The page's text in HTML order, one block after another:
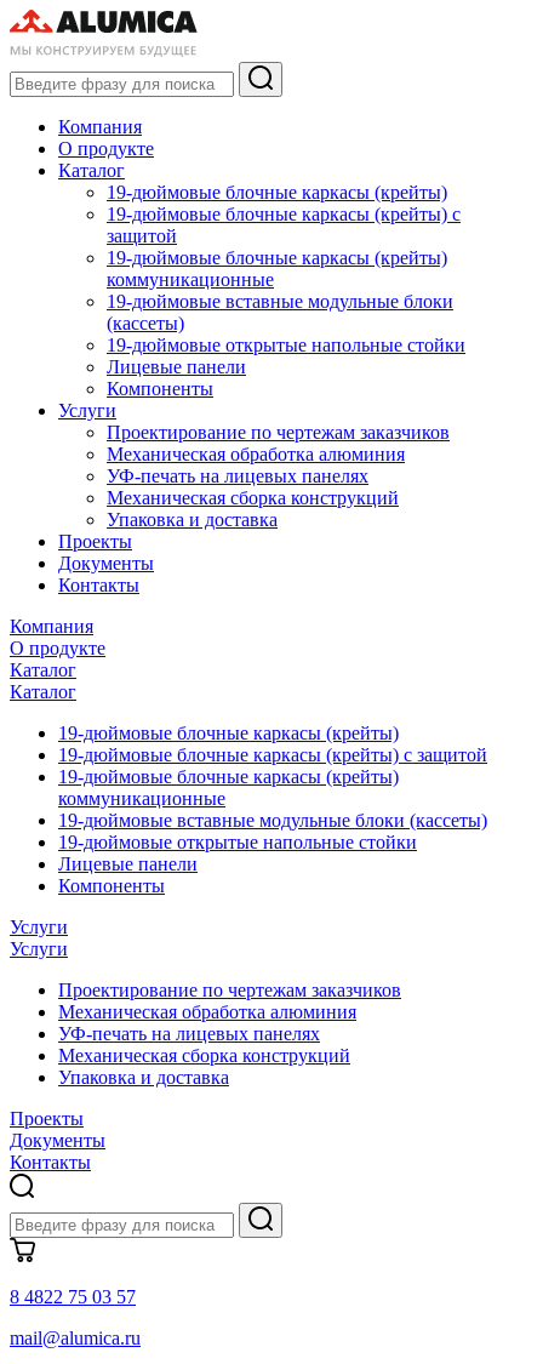
Компания
О продукте
Каталог
19-дюймовые блочные каркасы (крейты)
19-дюймовые блочные каркасы (крейты) с
защитой
19-дюймовые блочные каркасы (крейты)
коммуникационные
19-дюймовые вставные модульные блоки
(кассеты)
19-дюймовые открытые напольные стойки
Лицевые панели
Компоненты
Услуги
Проектирование по чертежам заказчиков
Механическая обработка алюминия
УФ-печать на лицевых панелях
Механическая сборка конструкций
Упаковка и доставка
Проекты
Документы
Контакты
Компания
О продукте
Каталог
Каталог
19-дюймовые блочные каркасы (крейты)
19-дюймовые блочные каркасы (крейты) с защитой
19-дюймовые блочные каркасы (крейты)
коммуникационные
19-дюймовые вставные модульные блоки (кассеты)
19-дюймовые открытые напольные стойки
Лицевые панели
Компоненты
Услуги
Услуги
Проектирование по чертежам заказчиков
Механическая обработка алюминия
УФ-печать на лицевых панелях
Механическая сборка конструкций
Упаковка и доставка
Проекты
Документы
Контакты
8 4822 75 03 57
mail@alumica.ru